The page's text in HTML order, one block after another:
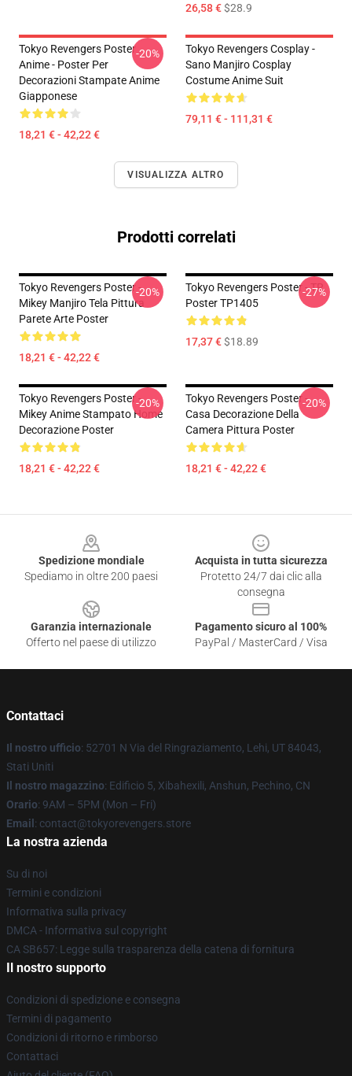
26,58 €$28.9
Tokyo Revengers Poster
Anime - Poster Per
Decorazioni Stampate Anime
Giapponese
18,21 € - 42,22 €
-20%
Tokyo Revengers Cosplay -
Sano Manjiro Cosplay
Costume Anime Suit
79,11 € - 111,31 €
VISUALIZZA ALTRO
Prodotti correlati
Tokyo Revengers Poster -
Mikey Manjiro Tela Pittura
Parete Arte Poster
18,21 € - 42,22 €
-20%
Tokyo Revengers Poster - TR
Poster TP1405
17,37 €$18.89
-27%
Tokyo Revengers Poster -
Mikey Anime Stampato Home
Decorazione Poster
18,21 € - 42,22 €
-20%
Tokyo Revengers Poster -
Casa Decorazione Della
Camera Pittura Poster
18,21 € - 42,22 €
-20%
Spedizione mondiale
Spediamo in oltre 200 paesi
Acquista in tutta sicurezza
Protetto 24/7 dai clic alla
consegna
Garanzia internazionale
Offerto nel paese di utilizzo
Pagamento sicuro al 100%
PayPal / MasterCard / Visa
Contattaci
Il nostro ufficio: 52701 N Via del Ringraziamento, Lehi, UT 84043,
Stati Uniti
Il nostro magazzino: Edificio 5, Xibahexili, Anshun, Pechino, CN
Orario: 9AM – 5PM (Mon – Fri)
Email: contact@tokyorevengers.store
La nostra azienda
Su di noi
Termini e condizioni
Informativa sulla privacy
DMCA - Informativa sul copyright
CA SB657: Legge sulla trasparenza della catena di fornitura
Il nostro supporto
Condizioni di spedizione e consegna
Termini di pagamento
Condizioni di ritorno e rimborso
Contattaci